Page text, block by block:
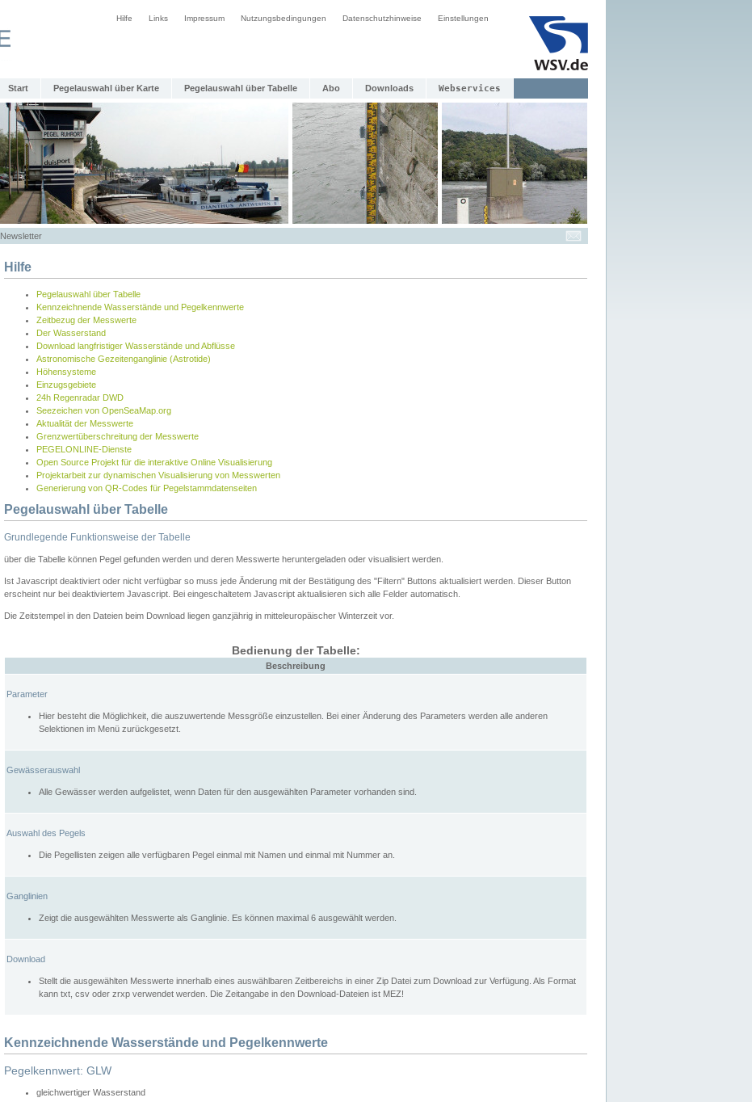
Hilfe Links Impressum Nutzungsbedingungen Datenschutzhinweise Einstellungen
Start Pegelauswahl über Karte Pegelauswahl über Tabelle Abo Downloads Webservices
Newsletter
Hilfe
Pegelauswahl über Tabelle
Kennzeichnende Wasserstände und Pegelkennwerte
Zeitbezug der Messwerte
Der Wasserstand
Download langfristiger Wasserstände und Abflüsse
Astronomische Gezeitenganglinie (Astrotide)
Höhensysteme
Einzugsgebiete
24h Regenradar DWD
Seezeichen von OpenSeaMap.org
Aktualität der Messwerte
Grenzwertüberschreitung der Messwerte
PEGELONLINE-Dienste
Open Source Projekt für die interaktive Online Visualisierung
Projektarbeit zur dynamischen Visualisierung von Messwerten
Generierung von QR-Codes für Pegelstammdatenseiten
Pegelauswahl über Tabelle
Grundlegende Funktionsweise der Tabelle
über die Tabelle können Pegel gefunden werden und deren Messwerte heruntergeladen oder visualisiert werden.
Ist Javascript deaktiviert oder nicht verfügbar so muss jede Änderung mit der Bestätigung des "Filtern" Buttons aktualisiert werden. Dieser Button
erscheint nur bei deaktiviertem Javascript. Bei eingeschaltetem Javascript aktualisieren sich alle Felder automatisch.
Die Zeitstempel in den Dateien beim Download liegen ganzjährig in mitteleuropäischer Winterzeit vor.
Bedienung der Tabelle:
Beschreibung
Parameter
Hier besteht die Möglichkeit, die auszuwertende Messgröße einzustellen. Bei einer Änderung des Parameters werden alle anderen
Selektionen im Menü zurückgesetzt.
Gewässerauswahl
Alle Gewässer werden aufgelistet, wenn Daten für den ausgewählten Parameter vorhanden sind.
Auswahl des Pegels
Die Pegellisten zeigen alle verfügbaren Pegel einmal mit Namen und einmal mit Nummer an.
Ganglinien
Zeigt die ausgewählten Messwerte als Ganglinie. Es können maximal 6 ausgewählt werden.
Download
Stellt die ausgewählten Messwerte innerhalb eines auswählbaren Zeitbereichs in einer Zip Datei zum Download zur Verfügung. Als Format
kann txt, csv oder zrxp verwendet werden. Die Zeitangabe in den Download-Dateien ist MEZ!
Kennzeichnende Wasserstände und Pegelkennwerte
Pegelkennwert: GLW
gleichwertiger Wasserstand